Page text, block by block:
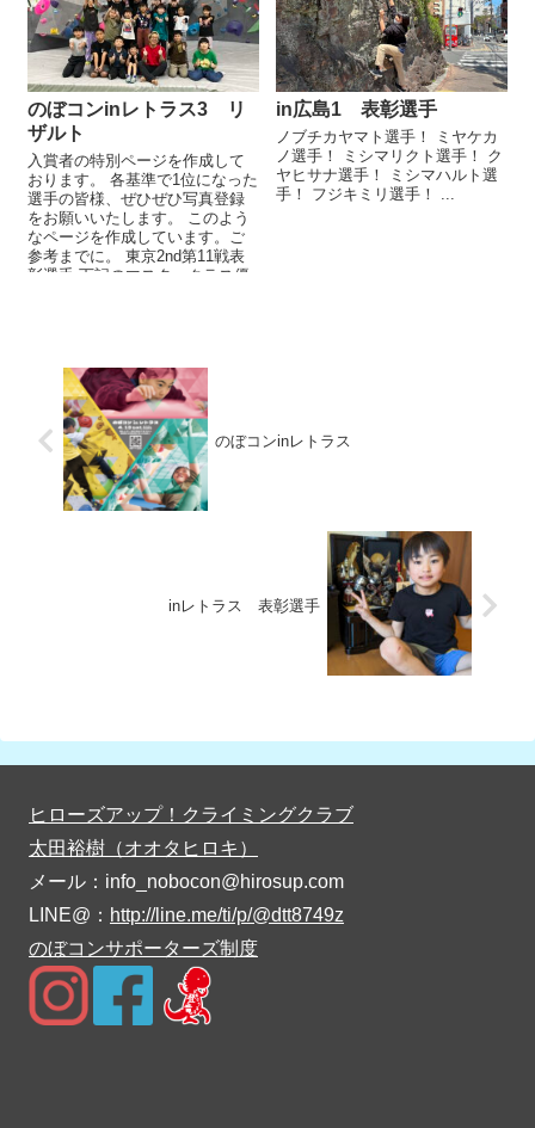
のぼコンinレトラス3 リ
ザルト
入賞者の特別ページを作成して
おります。 各基準で1位になった
選手の皆様、ぜひぜひ写真登録
をお願いいたします。 このよう
なページを作成しています。ご
参考までに。 東京2nd第11戦表
彰選手 下記のマスタークラス優
in広島1 表彰選手
ノブチカヤマト選手！ ミヤケカ
ノ選手！ ミシマリクト選手！ ク
ヤヒサナ選手！ ミシマハルト選
手！ フジキミリ選手！ ...
のぼコンinレトラス
inレトラス 表彰選手
ヒローズアップ！クライミングクラブ
太田裕樹（オオタヒロキ）
メール：info_nobocon@hirosup.com
LINE@： http://line.me/ti/p/@dtt8749z
のぼコンサポーターズ制度